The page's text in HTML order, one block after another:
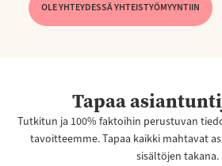
OLE YHTEYDESSÄ YHTEISTYÖMYYNTIIN
Tapaa
Tutkitun ja 100% faktoihin perustuvan
tavoitteemme. Tapaa kaikki mahtavat
sisältöjen takana.